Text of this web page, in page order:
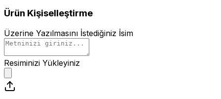
Ürün Kişiselleştirme
Üzerine Yazılmasını İstediğiniz İsim
Resiminizi Yükleyiniz